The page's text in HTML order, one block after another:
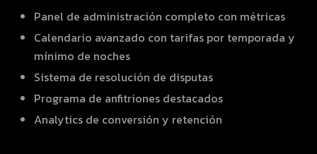
Panel de administración completo con métricas
Calendario avanzado con tarifas por temporada y
mínimo de noches
Sistema de resolución de disputas
Programa de anfitriones destacados
Analytics de conversión y retención